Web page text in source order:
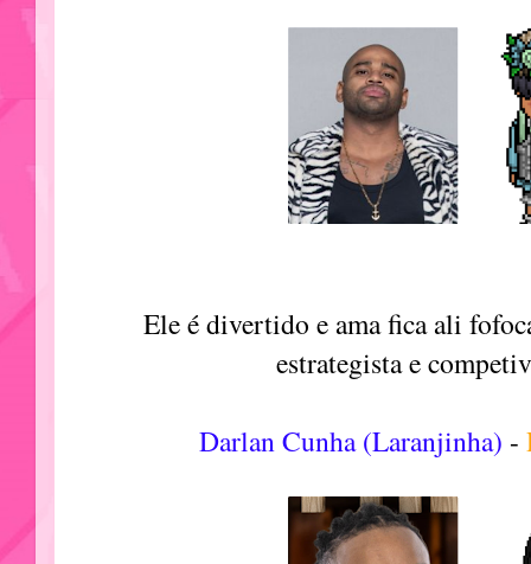
Ele é divertido e ama fica ali
estrategista e
Darlan Cunha (Laranjinha) -